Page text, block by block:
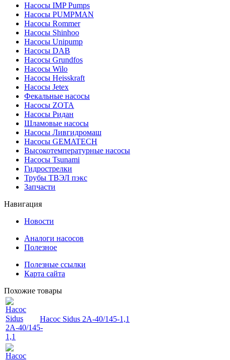
Насосы IMP Pumps
Насосы PUMPMAN
Насосы Rommer
Насосы Shinhoo
Насосы Unipump
Насосы DAB
Насосы Grundfos
Насосы Wilo
Насосы Heisskraft
Насосы Jetex
Фекальные насосы
Насосы ZOTA
Насосы Ридан
Шламовые насосы
Насосы Ливгидромаш
Насосы GEMATECH
Высокотемпературные насосы
Насосы Tsunami
Гидрострелки
Трубы ТВЭЛ пэкс
Запчасти
Навигация
Новости
Аналоги насосов
Полезное
Полезные ссылки
Карта сайта
Похожие товары
Насос Sidus 2А-40/145-1,1